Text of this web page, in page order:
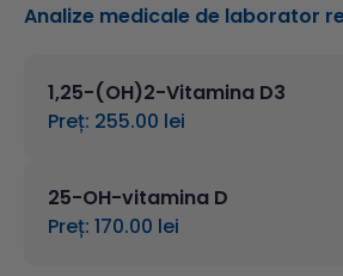
Analize medicale de laborator
1,25-(OH)2-Vitamina D3
Preț: 255.00 lei
25-OH-vitamina D
Preț: 170.00 lei